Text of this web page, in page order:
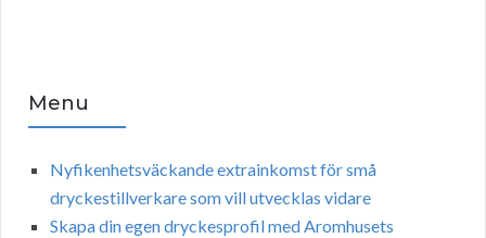
Menu
Nyfikenhetsväckande extrainkomst för små
dryckestillverkare som vill utvecklas vidare
Skapa din egen dryckesprofil med Aromhusets